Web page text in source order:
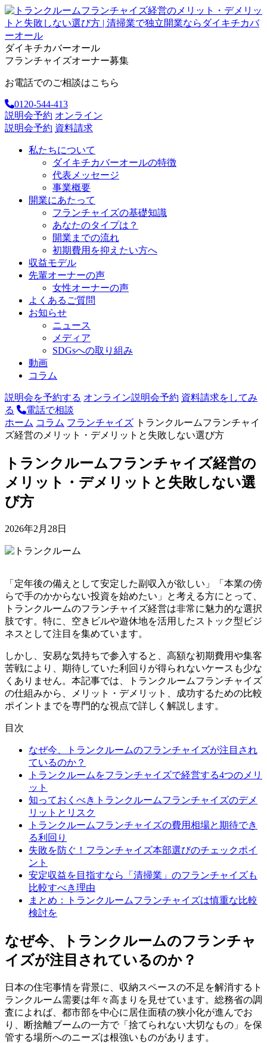
ダイキチカバーオール
フランチャイズオーナー募集
お電話でのご相談はこちら
0120-544-413
説明会予約 オンライン
説明会予約 資料請求
私たちについて
ダイキチカバーオールの特徴
代表メッセージ
事業概要
開業にあたって
フランチャイズの基礎知識
あなたのタイプは？
開業までの流れ
初期費用を抑えたい方へ
収益モデル
先輩オーナーの声
女性オーナーの声
よくあるご質問
お知らせ
ニュース
メディア
SDGsへの取り組み
動画
コラム
説明会を予約する オンライン説明会予約 資料請求をしてみ
る
電話で相談
ホーム コラム フランチャイズ トランクルームフランチャイ
ズ経営のメリット・デメリットと失敗しない選び方
トランクルームフランチャイズ経営の
メリット・デメリットと失敗しない選
び方
2026年2月28日
「定年後の備えとして安定した副収入が欲しい」「本業の傍
らで手のかからない投資を始めたい」と考える方にとって、
トランクルームのフランチャイズ経営は非常に魅力的な選択
肢です。特に、空きビルや遊休地を活用したストック型ビジ
ネスとして注目を集めています。
しかし、安易な気持ちで参入すると、高額な初期費用や集客
苦戦により、期待していた利回りが得られないケースも少な
くありません。本記事では、トランクルームフランチャイズ
の仕組みから、メリット・デメリット、成功するための比較
ポイントまでを専門的な視点で詳しく解説します。
目次
なぜ今、トランクルームのフランチャイズが注目され
ているのか？
トランクルームをフランチャイズで経営する4つのメリ
ット
知っておくべきトランクルームフランチャイズのデメ
リットとリスク
トランクルームフランチャイズの費用相場と期待でき
る利回り
失敗を防ぐ！フランチャイズ本部選びのチェックポイ
ント
安定収益を目指すなら「清掃業」のフランチャイズも
比較すべき理由
まとめ：トランクルームフランチャイズは慎重な比較
検討を
なぜ今、トランクルームのフランチャ
イズが注目されているのか？
日本の住宅事情を背景に、収納スペースの不足を解消するト
ランクルーム需要は年々高まりを見せています。総務省の調
査によれば、都市部を中心に居住面積の狭小化が進んでお
り、断捨離ブームの一方で「捨てられない大切なもの」を保
管する場所へのニーズは根強いものがあります。